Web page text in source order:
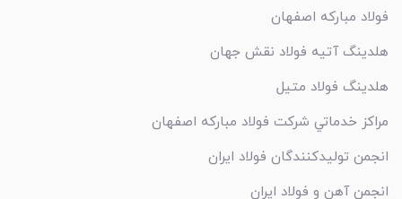
فولاد مبارکه اصفهان
هلدینگ آتیه فولاد نقش جهان
هلدینگ فولاد متیل
مراکز خدماتي شرکت فولاد مبارکه اصفهان
انجمن تولیدکنندگان فولاد ایران
انجمن آهن و فولاد ایران